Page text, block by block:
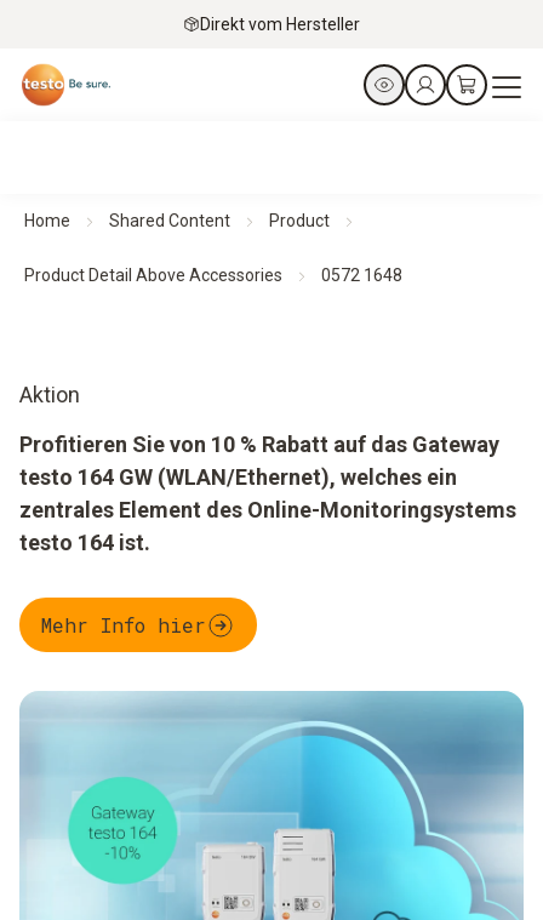
Direkt vom Hersteller
Home Shared Content Product
Product Detail Above Accessories 0572 1648
Aktion
Profitieren Sie von 10 % Rabatt auf das Gateway
testo 164 GW (WLAN/Ethernet), welches ein
zentrales Element des Online-Monitoringsystems
testo 164 ist.
Mehr Info hier